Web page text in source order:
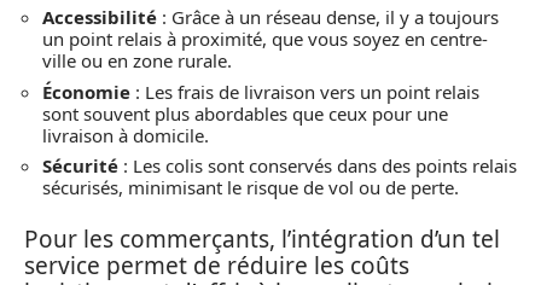
Accessibilité : Grâce à un réseau dense, il y a toujours
un point relais à proximité, que vous soyez en centre-
ville ou en zone rurale.
Économie : Les frais de livraison vers un point relais
sont souvent plus abordables que ceux pour une
livraison à domicile.
Sécurité : Les colis sont conservés dans des points relais
sécurisés, minimisant le risque de vol ou de perte.
Pour les commerçants, l’intégration d’un tel
service permet de réduire les coûts